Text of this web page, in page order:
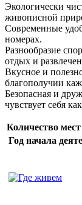
Экологически
живописной
Современные
номерах.
Разнообразие
отдых и
Вкусное и
благополучии
Безопасная и
чувствует себя
Количество мест
Год начала